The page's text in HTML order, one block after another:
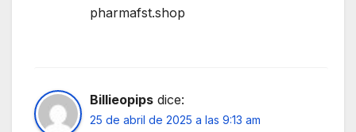
pharmafst.shop
Billieopips dice:
25 de abril de 2025 a las 9:13 am